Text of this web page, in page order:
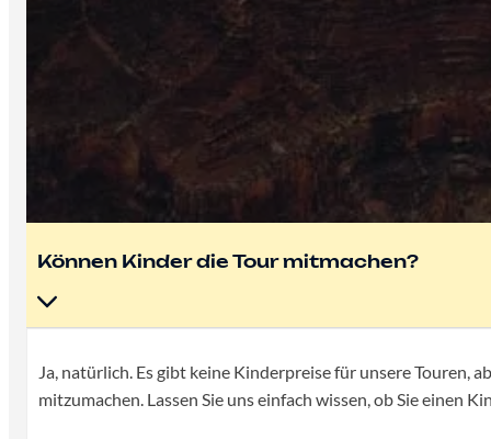
Können Kinder die Tour mitmachen?
Ja, natürlich. Es gibt keine Kinderpreise für unsere Touren,
mitzumachen. Lassen Sie uns einfach wissen, ob Sie einen